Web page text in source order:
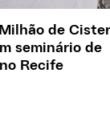
de
seminário de
Recife